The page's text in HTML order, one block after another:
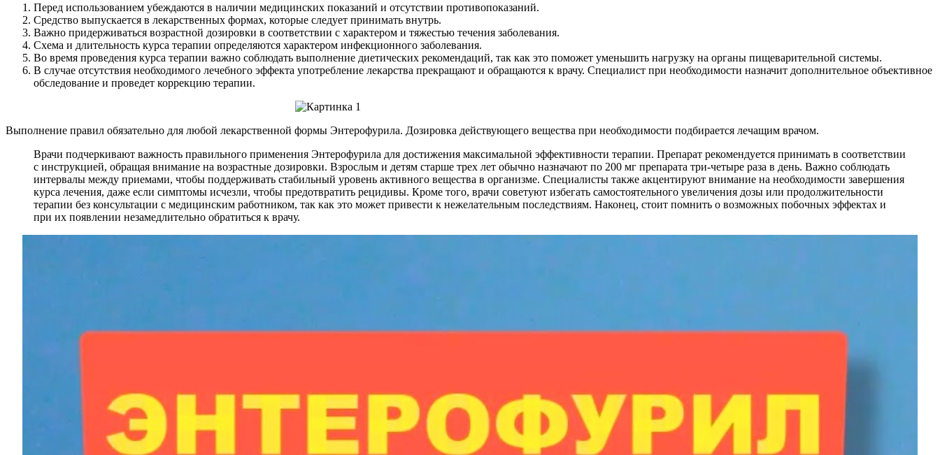
Перед использованием убеждаются в наличии медицинских показаний и отсутствии противопоказаний.
Средство выпускается в лекарственных формах, которые следует принимать внутрь.
Важно придерживаться возрастной дозировки в соответствии с характером и тяжестью течения заболевания.
Схема и длительность курса терапии определяются характером инфекционного заболевания.
Во время проведения курса терапии важно соблюдать выполнение диетических рекомендаций, так как это поможет уменьшить нагрузку на органы пищеварительной системы.
В случае отсутствия необходимого лечебного эффекта употребление лекарства прекращают и обращаются к врачу. Специалист при необходимости назначит дополнительное объективное
обследование и проведет коррекцию терапии.
Выполнение правил обязательно для любой лекарственной формы Энтерофурила. Дозировка действующего вещества при необходимости подбирается лечащим врачом.
Врачи подчеркивают важность правильного применения Энтерофурила для достижения максимальной эффективности терапии. Препарат рекомендуется принимать в соответствии
с инструкцией, обращая внимание на возрастные дозировки. Взрослым и детям старше трех лет обычно назначают по 200 мг препарата три-четыре раза в день. Важно соблюдать
интервалы между приемами, чтобы поддерживать стабильный уровень активного вещества в организме. Специалисты также акцентируют внимание на необходимости завершения
курса лечения, даже если симптомы исчезли, чтобы предотвратить рецидивы. Кроме того, врачи советуют избегать самостоятельного увеличения дозы или продолжительности
терапии без консультации с медицинским работником, так как это может привести к нежелательным последствиям. Наконец, стоит помнить о возможных побочных эффектах и
при их появлении незамедлительно обратиться к врачу.